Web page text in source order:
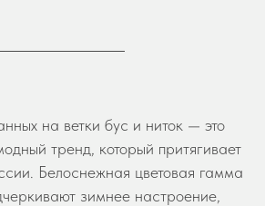
на ветки бус и ниток — это
тренд, который притягивает
Белоснежная цветовая гамма
зимнее настроение,